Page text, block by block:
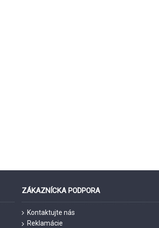
ZÁKAZNÍCKA PODPORA
Kontaktujte nás
Reklamácie